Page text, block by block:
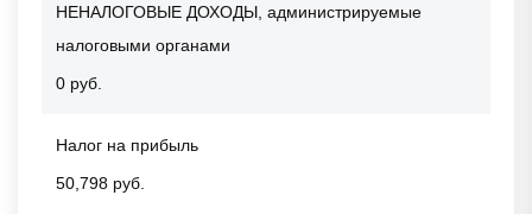
НЕНАЛОГОВЫЕ ДОХОДЫ, администрируемые
налоговыми органами
0 руб.
Налог на прибыль
50,798 руб.